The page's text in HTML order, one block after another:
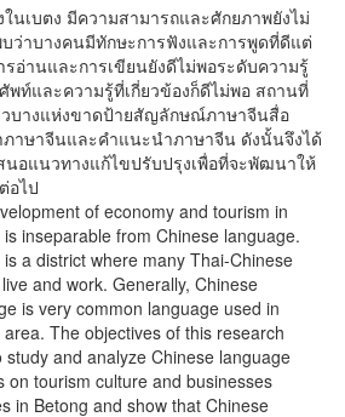
ในเบตง มีความสามารถและศักยภาพยังไม่
ว่าบางคนมีทักษะการฟังและการพูดที่ดีแต่
รอ่านและการเขียนยังดีไม่พอระดับความรู้
พท์และความรู้ที่เกี่ยวข้องก็ดีไม่พอ สถานที่
วบางแห่งขาดป้ายสัญลักษณ์ภาษาจีนสื่อ
าษาจีนและคำแนะนำภาษาจีน ดังนั้นจึงได้
นอแนวทางแก้ไขปรับปรุงเพื่อที่จะพัฒนาให้
อไป
of economy and tourism in
is inseparable from Chinese language.
is a district where many Thai-Chinese
and work. Generally, Chinese
is very common language used in
area. The objectives of this research
study and analyze Chinese language
on tourism culture and businesses
in Betong and show that Chinese